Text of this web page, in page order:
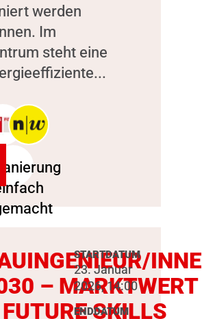
werden
Im
steht eine
– MARKTWERT
SKILLS
STARTDATUM
23. Januar
2026, 14:00
ENDDATUM